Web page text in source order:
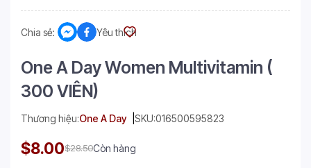
Chia sẻ: Yêu thích
One A Day Women Multivitamin (
300 VIÊN)
Thương hiệu:One A Day SKU:016500595823
$8.00$28.50Còn hàng